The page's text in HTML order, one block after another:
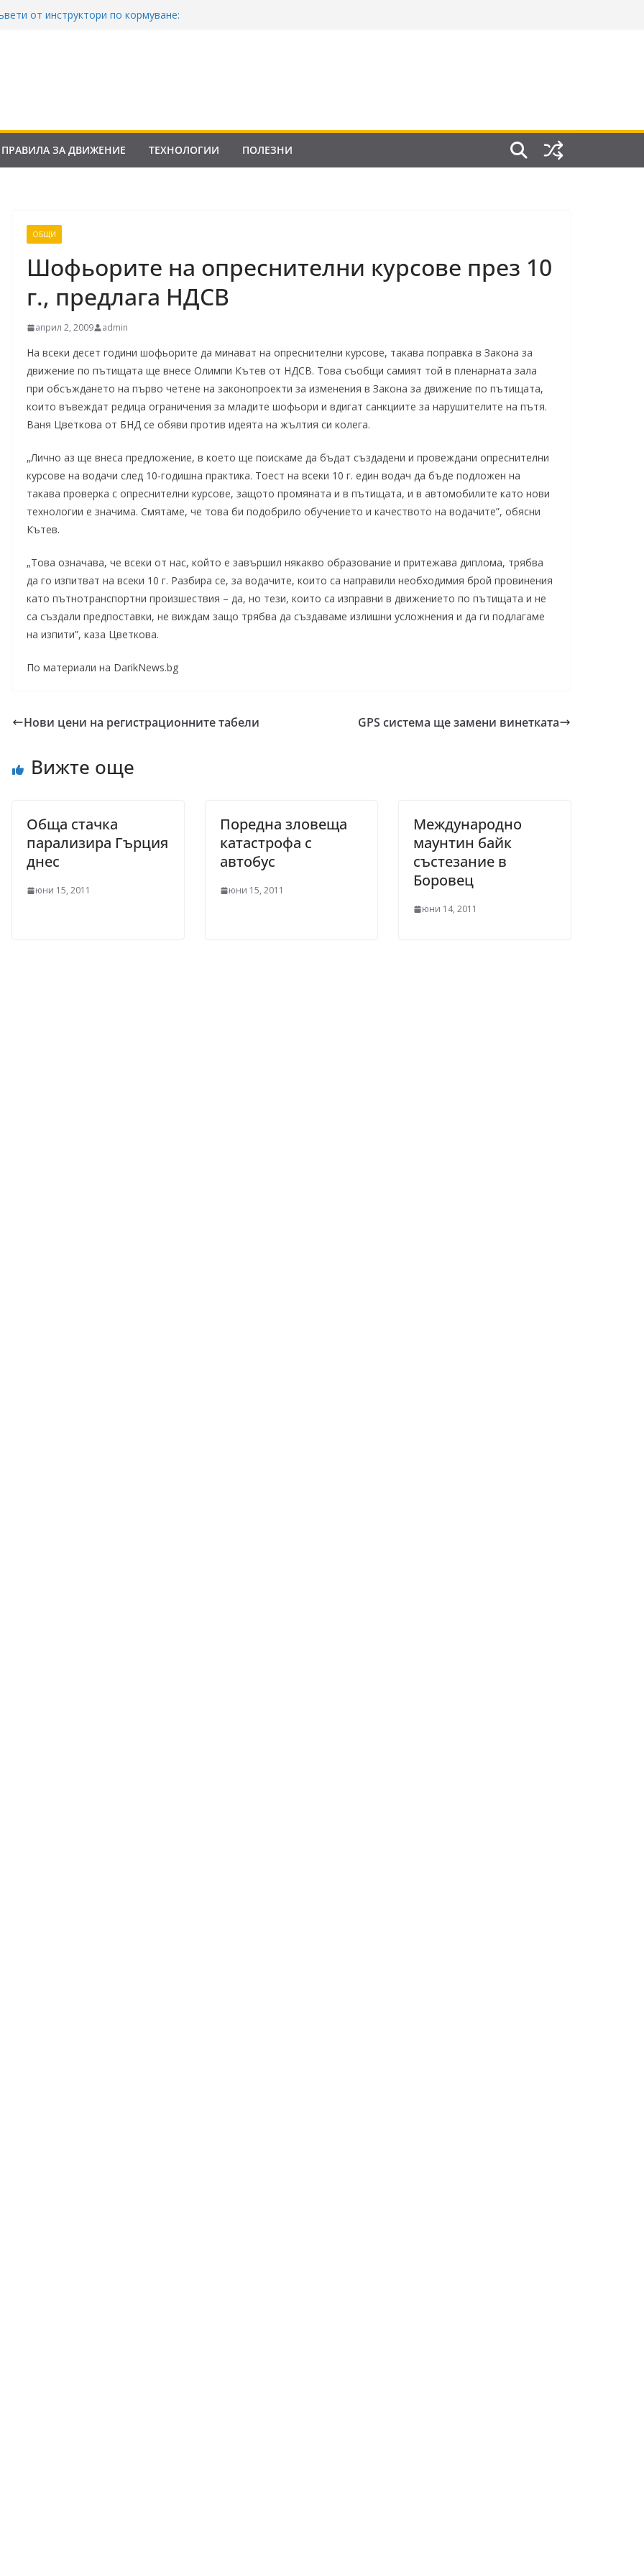
от инструктори по кормуване:
ПРАВИЛА ЗА ДВИЖЕНИЕ
ТЕХНОЛОГИИ ПОЛЕЗНИ
ОБЩИ
Шофьорите на опреснителни курсове през 10
г., предлага НДСВ
април 2, 2009 admin
На всеки десет години шофьорите да минават на опреснителни курсове, такава поправка в Закона за
движение по пътищата ще внесе Олимпи Кътев от НДСВ. Това съобщи самият той в пленарната зала
при обсъждането на първо четене на законопроекти за изменения в Закона за движение по пътищата,
които въвеждат редица ограничения за младите шофьори и вдигат санкциите за нарушителите на пътя.
Ваня Цветкова от БНД се обяви против идеята на жълтия си колега.
„Лично аз ще внеса предложение, в което ще поискаме да бъдат създадени и провеждани опреснителни
курсове на водачи след 10-годишна практика. Тоест на всеки 10 г. един водач да бъде подложен на
такава проверка с опреснителни курсове, защото промяната и в пътищата, и в автомобилите като нови
технологии е значима. Смятаме, че това би подобрило обучението и качеството на водачите”, обясни
Кътев.
„Това означава, че всеки от нас, който е завършил някакво образование и притежава диплома, трябва
да го изпитват на всеки 10 г. Разбира се, за водачите, които са направили необходимия брой провинения
като пътнотранспортни произшествия – да, но тези, които са изправни в движението по пътищата и не
са създали предпоставки, не виждам защо трябва да създаваме излишни усложнения и да ги подлагаме
на изпити”, каза Цветкова.
По материали на DarikNews.bg
Нови цени на регистрационните табели GPS система ще замени винетката
Вижте още
Обща стачка
парализира Гърция
днес
юни 15, 2011
Поредна зловеща
катастрофа с
автобус
юни 15, 2011
Международно
маунтин байк
състезание в
Боровец
юни 14, 2011